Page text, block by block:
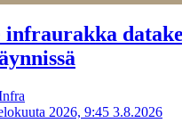
2026, 9:45 3.8.2026